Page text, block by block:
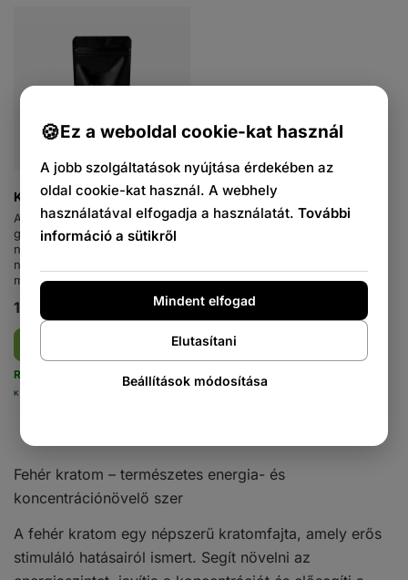
Ez a weboldal cookie-kat használ
A jobb szolgáltatások nyújtása érdekében az
oldal cookie-kat használ. A webhely
használatával elfogadja a használatát.További
információ a sütikről
Mindent elfogad
Elutasítani
Beállítások módosítása
KÓD: 69
Kratom fehér méz
A Kratom Green Bali egy
gyűjtői darab, amely
népszerűvé vált a
nagyközönség körében. Kiváló
minőségű csomagolásban...
1 990 Ft
Raktáron: 3501 [g]
Fehér kratom – természetes energia- és
koncentrációnövelő szer
A fehér kratom egy népszerű kratomfajta, amely erős
stimuláló hatásairól ismert. Segít növelni az